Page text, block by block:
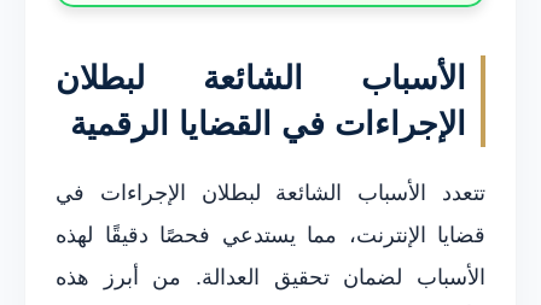
الأسباب الشائعة لبطلان
الإجراءات في القضايا الرقمية
تتعدد الأسباب الشائعة لبطلان الإجراءات في
قضايا الإنترنت، مما يستدعي فحصًا دقيقًا لهذه
الأسباب لضمان تحقيق العدالة. من أبرز هذه